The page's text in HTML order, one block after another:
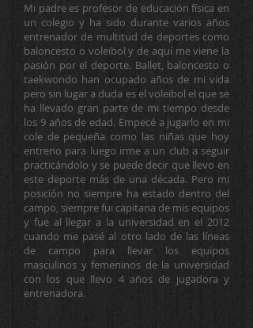
Mi padre es profesor de educación física en
un colegio y ha sido durante varios años
entrenador de multitud de deportes como
baloncesto o voleibol y de aquí me viene la
pasión por el deporte. Ballet, baloncesto o
taekwondo han ocupado años de mi vida
pero sin lugar a duda es el voleibol el que se
ha llevado gran parte de mi tiempo desde
los 9 años de edad. Empecé a jugarlo en mi
cole de pequeña como las niñas que hoy
entreno para luego irme a un club a seguir
practicándolo y se puede decir que llevo en
este deporte más de una década. Pero mi
posición no siempre ha estado dentro del
campo, siempre fui capitana de mis equipos
y fue al llegar a la universidad en el 2012
cuando me pasé al otro lado de las líneas
de campo para llevar los equipos
masculinos y femeninos de la universidad
con los que llevo 4 años de jugadora y
entrenadora.